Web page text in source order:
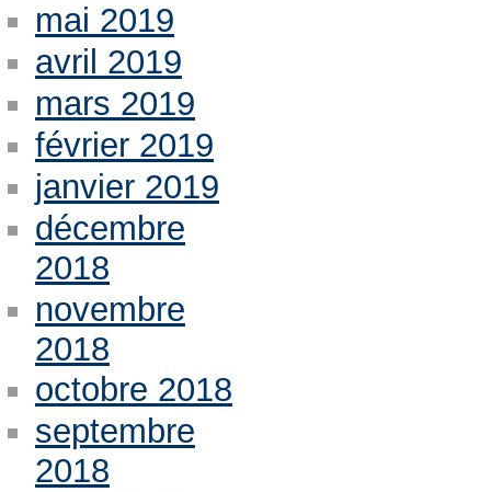
mai 2019
avril 2019
mars 2019
février 2019
janvier 2019
décembre
2018
novembre
2018
octobre 2018
septembre
2018